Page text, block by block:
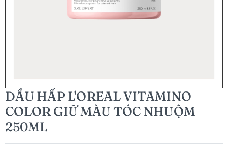
DẦU HẤP L'OREAL VITAMINO
COLOR GIỮ MÀU TÓC NHUỘM
250ML